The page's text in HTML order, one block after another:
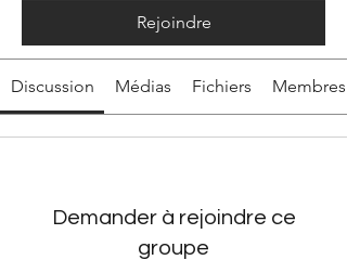
Rejoindre
Discussion Médias Fichiers Membres
Demander à rejoindre ce
groupe